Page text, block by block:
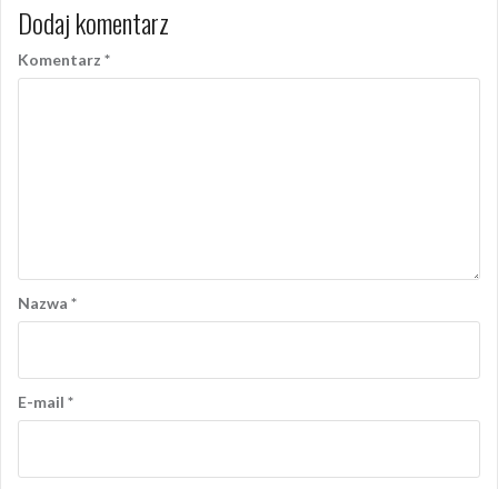
Dodaj komentarz
Komentarz *
Nazwa *
E-mail *